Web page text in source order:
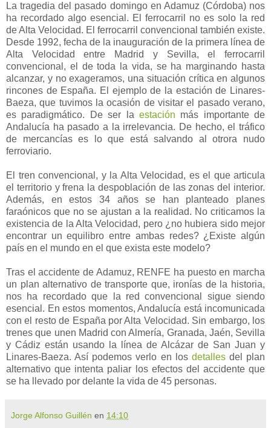
La tragedia del pasado domingo en Adamuz (Córdoba) nos
ha recordado algo esencial. El ferrocarril no es solo la red
de Alta Velocidad. El ferrocarril convencional también existe.
Desde 1992, fecha de la inauguración de la primera línea de
Alta Velocidad entre Madrid y Sevilla, el ferrocarril
convencional, el de toda la vida, se ha marginando hasta
alcanzar, y no exageramos, una situación crítica en algunos
rincones de España. El ejemplo de la estación de Linares-
Baeza, que tuvimos la ocasión de visitar el pasado verano,
es paradigmático. De ser la estación más importante de
Andalucía ha pasado a la irrelevancia. De hecho, el tráfico
de mercancías es lo que está salvando al otrora nudo
ferroviario.
El tren convencional, y la Alta Velocidad, es el que articula
el territorio y frena la despoblación de las zonas del interior.
Además, en estos 34 años se han planteado planes
faraónicos que no se ajustan a la realidad. No criticamos la
existencia de la Alta Velocidad, pero ¿no hubiera sido mejor
encontrar un equilibro entre ambas redes? ¿Existe algún
país en el mundo en el que exista este modelo?
Tras el accidente de Adamuz, RENFE ha puesto en marcha
un plan alternativo de transporte que, ironías de la historia,
nos ha recordado que la red convencional sigue siendo
esencial. En estos momentos, Andalucía está incomunicada
con el resto de España por Alta Velocidad. Sin embargo, los
trenes que unen Madrid con Almería, Granada, Jaén, Sevilla
y Cádiz están usando la línea de Alcázar de San Juan y
Linares-Baeza. Así podemos verlo en los detallesdel plan
alternativo que intenta paliar los efectos del accidente que
se ha llevado por delante la vida de 45 personas.
Jorge Alfonso Guillén en 14:10